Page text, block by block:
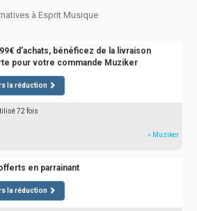
à Esprit Musique
d'achats, bénéficez de la livraison
pour votre commande Muziker
la réduction
72 fois
» Muziker
en parrainant
la réduction